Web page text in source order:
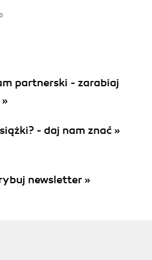
partnerski - zarabiaj
- daj nam znać »
newsletter »